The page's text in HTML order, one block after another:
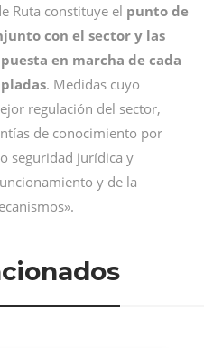
Ruta constituye el punto de
con el sector y las
en marcha de cada
. Medidas cuyo
regulación del sector,
de conocimiento por
seguridad jurídica y
y de la